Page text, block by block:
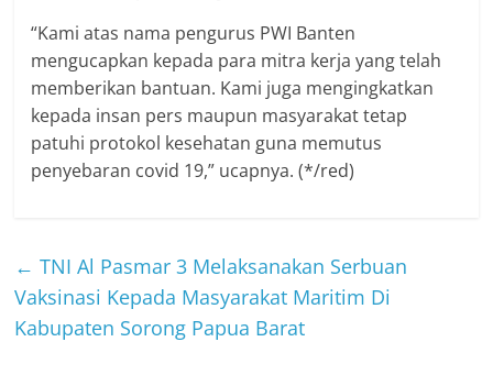
“Kami atas nama pengurus PWI Banten
mengucapkan kepada para mitra kerja yang telah
memberikan bantuan. Kami juga mengingkatkan
kepada insan pers maupun masyarakat tetap
patuhi protokol kesehatan guna memutus
penyebaran covid 19,” ucapnya. (*/red)
← TNI Al Pasmar 3 Melaksanakan Serbuan
Vaksinasi Kepada Masyarakat Maritim Di
Kabupaten Sorong Papua Barat